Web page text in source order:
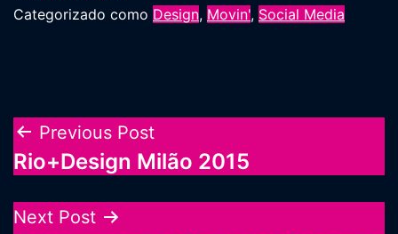
Categorizado como Design, Movin', Social Media
Navegação
de
Post
Previous Post
Rio+Design Milão 2015
Next Post